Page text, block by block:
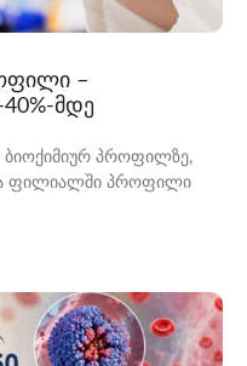
–
40%-მდე
ბიოქიმიურ პროფილზე,
ფილიალში პროფილი